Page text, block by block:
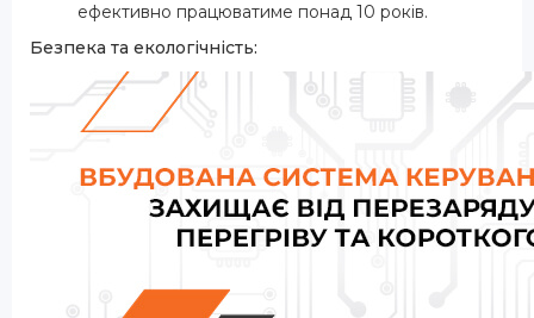
ефективно працюватиме понад 10 років.
Безпека та екологічність: